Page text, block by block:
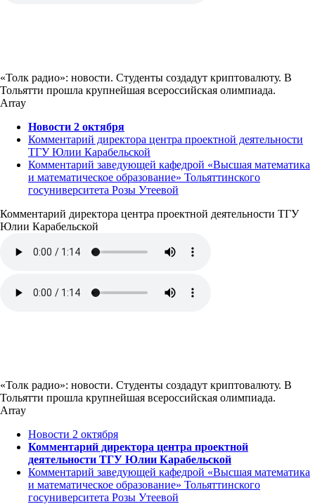
«Толк радио»: новости. Студенты создадут криптовалюту. В
Тольятти прошла крупнейшая всероссийская олимпиада.
Array
Новости 2 октября
Комментарий директора центра проектной деятельности
ТГУ Юлии Карабельской
Комментарий заведующей кафедрой «Высшая математика
и математическое образование» Тольяттинского
госуниверситета Розы Утеевой
Комментарий директора центра проектной деятельности ТГУ
Юлии Карабельской
«Толк радио»: новости. Студенты создадут криптовалюту. В
Тольятти прошла крупнейшая всероссийская олимпиада.
Array
Новости 2 октября
Комментарий директора центра проектной
деятельности ТГУ Юлии Карабельской
Комментарий заведующей кафедрой «Высшая математика
и математическое образование» Тольяттинского
госуниверситета Розы Утеевой